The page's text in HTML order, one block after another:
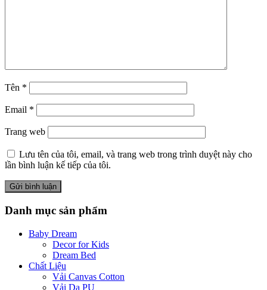
Tên *
Email *
Trang web
Lưu tên của tôi, email, và trang web trong trình duyệt này cho
lần bình luận kế tiếp của tôi.
Danh mục sản phẩm
Baby Dream
Decor for Kids
Dream Bed
Chất Liệu
Vải Canvas Cotton
Vải Da PU